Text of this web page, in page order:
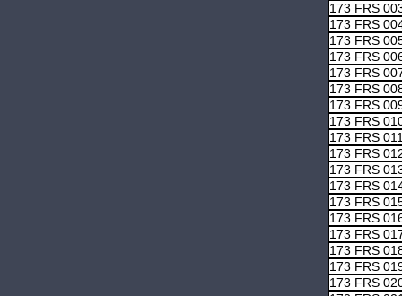
173 FRS
173 FRS
173 FRS
173 FRS
173 FRS
173 FRS
173 FRS
173 FRS
173 FRS
173 FRS
173 FRS
173 FRS
173 FRS
173 FRS
173 FRS
173 FRS
173 FRS
173 FRS